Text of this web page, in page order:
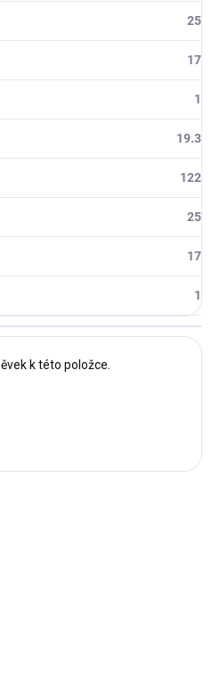
25
17
1
19.3
122
25
17
1
k této položce.